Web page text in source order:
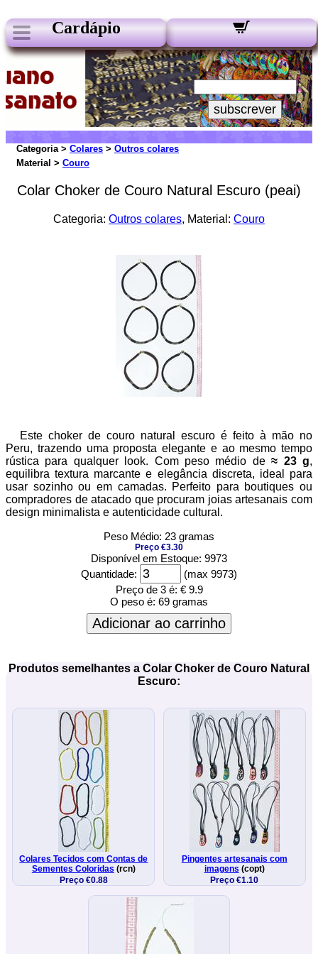
Cardápio
Nossos Boletins:
Seu e-mail:
subscrever
Categoria > Colares > Outros colares
Material > Couro
Colar Choker de Couro Natural Escuro (peai)
Categoria: Outros colares, Material: Couro
Este choker de couro natural escuro é feito à mão no
Peru, trazendo uma proposta elegante e ao mesmo tempo
rústica para qualquer look. Com peso médio de≈ 23 g,
equilibra textura marcante e elegância discreta, ideal para
usar sozinho ou em camadas. Perfeito para boutiques ou
compradores de atacado que procuram joias artesanais com
design minimalista e autenticidade cultural.
Peso Médio: 23 gramas
Preço €3.30
Disponível em Estoque: 9973
Quantidade:
(max 9973)
Preço de 3 é: € 9.9
O peso é: 69 gramas
Adicionar ao carrinho
Produtos semelhantes a Colar Choker de Couro Natural
Escuro:
Colares Tecidos com Contas de
Sementes Coloridas (rcn)
Preço €0.88
Pingentes artesanais com
imagens (copt)
Preço €1.10